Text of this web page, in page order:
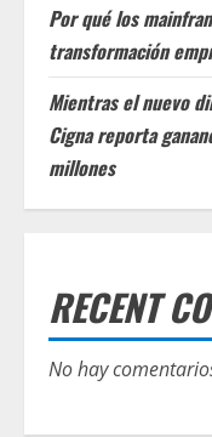
Por qué los
transformación
Mientras el nuevo
Cigna reporta
millones
RECENT
No hay